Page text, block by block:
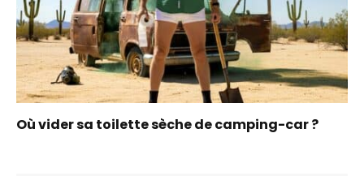
Où vider sa toilette sèche de camping-car ?